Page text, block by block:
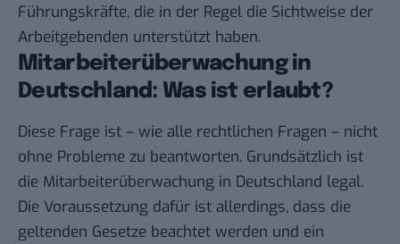
Führungskräfte, die in der Regel die Sichtweise der
Arbeitgebenden unterstützt haben.
Mitarbeiterüberwachung in
Deutschland: Was ist erlaubt?
Diese Frage ist – wie alle rechtlichen Fragen – nicht
ohne Probleme zu beantworten. Grundsätzlich ist
die Mitarbeiterüberwachung in Deutschland legal.
Die Voraussetzung dafür ist allerdings, dass die
geltenden Gesetze beachtet werden und ein